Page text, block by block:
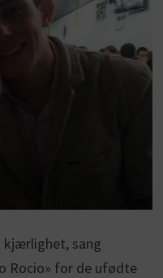
kjærlighet, sang
Rocio» for de ufødte